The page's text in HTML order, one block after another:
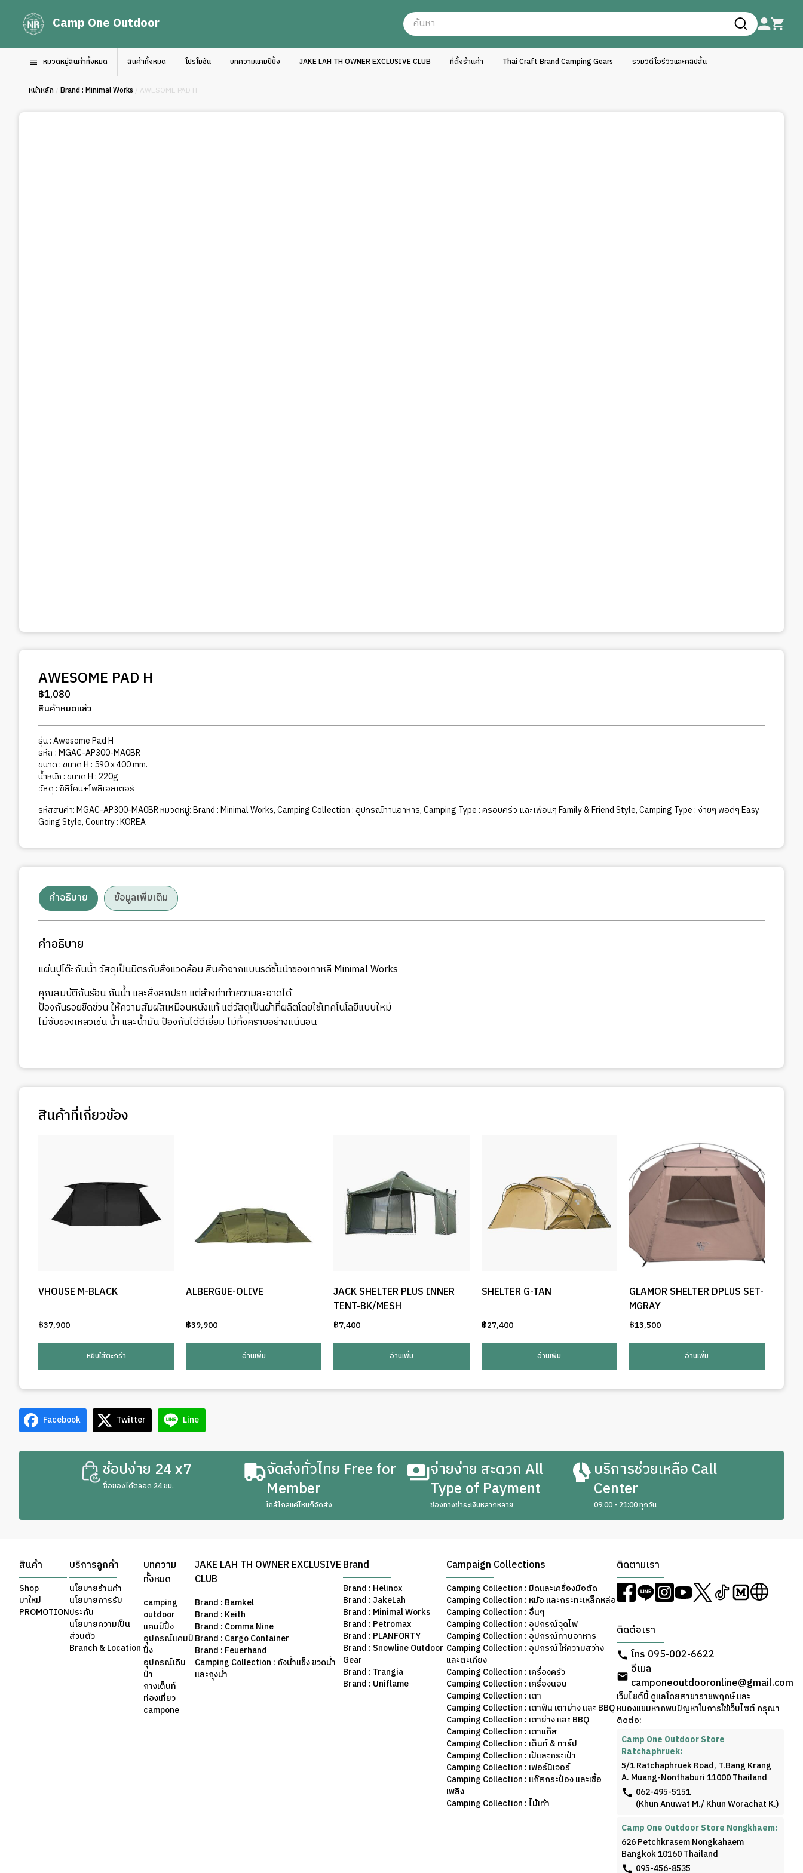
Camp One Outdoor
หมวดหมู่สินค้าทั้งหมด สินค้าทั้งหมด โปรโมชัน บทความแคมป์ปิ้ง JAKE LAH TH OWNER EXCLUSIVE CLUB ที่ตั้งร้านค้า Thai Craft Brand Camping Gears รวมวิดีโอรีวิวและคลิปสั้น
หน้าหลัก / Brand : Minimal Works / AWESOME PAD H
AWESOME PAD H
฿1,080
สินค้าหมดแล้ว
รุ่น : Awesome Pad H
รหัส : MGAC-AP300-MA0BR
ขนาด : ขนาด H : 590 x 400 mm.
น้ำหนัก : ขนาด H : 220g
วัสดุ : ซิลิโคน+โพลีเอสเตอร์
รหัสสินค้า:MGAC-AP300-MA0BRหมวดหมู่:Brand : Minimal Works,Camping Collection : อุปกรณ์ทานอาหาร,Camping Type : ครอบคร้ว และเพื่อนๆ Family & Friend Style,Camping Type : ง่ายๆ พอดีๆ Easy
Going Style,Country : KOREA
คำอธิบาย ข้อมูลเพิ่มเติม
คำอธิบาย
แผ่นปูโต๊ะกันน้ำ วัสดุเป็นมิตรกับสิ่งแวดล้อม สินค้าจากแบนรด์ชั้นนำของเกาหลี Minimal Works
คุณสมบัติกันร้อน กันน้ำ และสิ่งสกปรก แต่ล้างทำทำความสะอาดได้
ป้องกันรอยขีดข่วน ให้ความสัมผัสเหมือนหนังแท้ แต่วัสดุเป็นผ้าที่ผลิตโดยใช้เทคโนโลยีแบบใหม่
ไม่ซับของเหลวเช่น น้ำ และน้ำมัน ป้องกันได้ดีเยี่ยม ไม่ทิ้งคราบอย่างแน่นอน
สินค้าที่เกี่ยวข้อง
VHOUSE M-BLACK
฿37,900
หยิบใส่ตะกร้า
ALBERGUE-OLIVE
฿39,900
อ่านเพิ่ม
JACK SHELTER PLUS INNER
TENT-BK/MESH
฿7,400
อ่านเพิ่ม
SHELTER G-TAN
฿27,400
อ่านเพิ่ม
GLAMOR SHELTER DPLUS SET-
MGRAY
฿13,500
อ่านเพิ่ม
Facebook Twitter Line
ช้อปง่าย 24 x7
ซื้อของได้ตลอด 24 ชม.
จัดส่งทั่วไทย Free for
Member
ใกล้ไกลแค่ไหนก็จัดส่ง
จ่ายง่าย สะดวก All
Type of Payment
ช่องทางชำระเงินหลากหลาย
บริการช่วยเหลือ Call
Center
09:00 - 21:00 ทุกวัน
สินค้า
Shop
มาใหม่
PROMOTION
บริการลูกค้า
นโยบายร้านค้า
นโยบายการรับ
ประกัน
นโยบายความเป็น
ส่วนตัว
Branch & Location
บทความ
ทั้งหมด
camping
outdoor
แคมป์ปิ้ง
อุปกรณ์แคมป์
ปิ้ง
อุปกรณ์เดิน
ป่า
กางเต็นท์
ท่องเที่ยว
campone
JAKE LAH TH OWNER EXCLUSIVE
CLUB
Brand : Bamkel
Brand : Keith
Brand : Comma Nine
Brand : Cargo Container
Brand : Feuerhand
Camping Collection : ถังน้ำแข็ง ขวดน้ำ
และถุงน้ำ
Brand
Brand : Helinox
Brand : JakeLah
Brand : Minimal Works
Brand : Petromax
Brand : PLANFORTY
Brand : Snowline Outdoor
Gear
Brand : Trangia
Brand : Uniflame
Campaign Collections
Camping Collection : มีดและเครื่องมือตัด
Camping Collection : หม้อ และกระทะเหล็กหล่อ
Camping Collection : อื่นๆ
Camping Collection : อุปกรณ์จุดไฟ
Camping Collection : อุปกรณ์ทานอาหาร
Camping Collection : อุปกรณ์ให้ความสว่าง
และตะเกียง
Camping Collection : เครื่องครัว
Camping Collection : เครื่องนอน
Camping Collection : เตา
Camping Collection : เตาฟืน เตาย่าง และ BBQ
Camping Collection : เตาย่าง และ BBQ
Camping Collection : เตาแก็ส
Camping Collection : เต็นท์ & ทาร์ป
Camping Collection : เป้และกระเป๋า
Camping Collection : เฟอร์นิเจอร์
Camping Collection : แก๊สกระป๋อง และเชื้อ
เพลิง
Camping Collection : ไม้เท้า
ติดตามเรา
ติดต่อเรา
โทร 095-002-6622
อีเมล
camponeoutdooronline@gmail.com
เว็บไซต์นี้ ดูแลโดยสาขาราชพฤกษ์ และ
หนองแขมหากพบปัญหาในการใช้เว็บไซต์ กรุณา
ติดต่อ:
Camp One Outdoor Store
Ratchaphruek:
5/1 Ratchaphruek Road, T.Bang Krang
A. Muang-Nonthaburi 11000 Thailand
062-495-5151
(Khun Anuwat M./ Khun Worachat K.)
Camp One Outdoor Store Nongkhaem:
626 Petchkrasem Nongkahaem
Bangkok 10160 Thailand
095-456-8535